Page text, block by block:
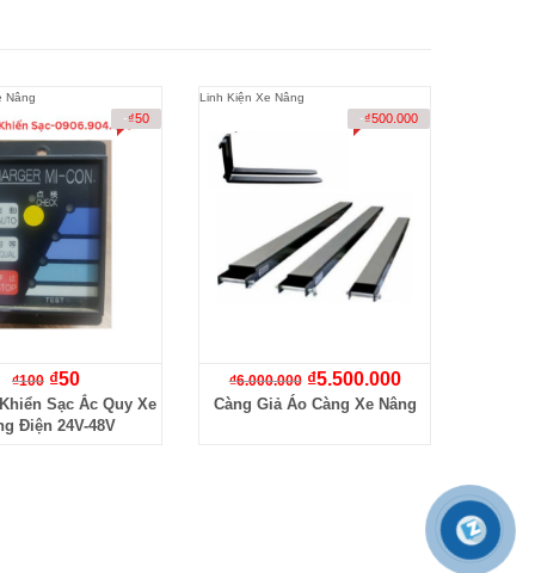
Nâng
-₫50
₫100 ₫50
Sạc Ắc Quy Xe
Điện 24V-48V
Linh Kiện Xe Nâng
-₫500.000
₫6.000.000 ₫5.500.000
Càng Giả Áo Càng Xe Nâng